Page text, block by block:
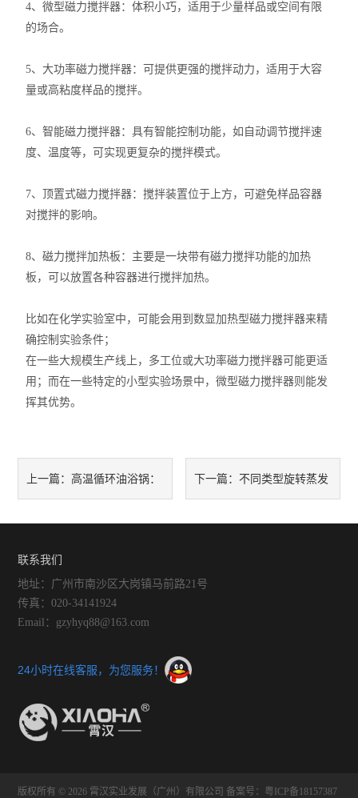
不锈钢配制罐
高温循环油浴锅
玻璃反应釜
高低温循环装置
电热套
旋片式真空泵
微波化学反应器
显微熔点测定仪
微型真空泵
漩涡混合器
高速分散器
仪器、真空推车
4、微型磁力搅拌器：体积小巧，适用于少量样品或空间有限
的场合。
5、大功率磁力搅拌器：可提供更强的搅拌动力，适用于大容
量或高粘度样品的搅拌。
6、智能磁力搅拌器：具有智能控制功能，如自动调节搅拌速
度、温度等，可实现更复杂的搅拌模式。
7、顶置式磁力搅拌器：搅拌装置位于上方，可避免样品容器
对搅拌的影响。
8、磁力搅拌加热板：主要是一块带有磁力搅拌功能的加热
板，可以放置各种容器进行搅拌加热。
比如在化学实验室中，可能会用到数显加热型磁力搅拌器来精
确控制实验条件；
在一些大规模生产线上，多工位或大功率磁力搅拌器可能更适
用；而在一些特定的小型实验场景中，微型磁力搅拌器则能发
挥其优势。
上一篇： 高温循环油浴锅： 下一篇： 不同类型旋转蒸发
联系我们
地址：广州市南沙区大岗镇马前路21号
传真：020-34141924
Email：gzyhyq88@163.com
24小时在线客服，为您服务！
版权所有 © 2026 霄汉实业发展（广州）有限公司 备案号：粤ICP备18157387